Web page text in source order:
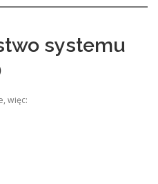
systemu
więc: